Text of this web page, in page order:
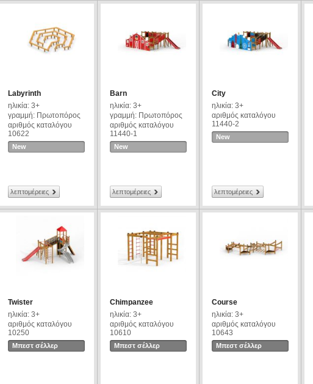
Labyrinth
ηλικία: 3+
γραμμή: Πρωτοπόρος
αριθμός καταλόγου
10622
New
λεπτομέρειες
Barn
ηλικία: 3+
γραμμή: Πρωτοπόρος
αριθμός καταλόγου
11440-1
New
λεπτομέρειες
City
ηλικία: 3+
αριθμός καταλόγου
11440-2
New
λεπτομέρειες
Twister
ηλικία: 3+
αριθμός καταλόγου
10250
Μπεστ σέλλερ
Chimpanzee
ηλικία: 3+
αριθμός καταλόγου
10610
Μπεστ σέλλερ
Course
ηλικία: 3+
αριθμός καταλόγου
10643
Μπεστ σέλλερ